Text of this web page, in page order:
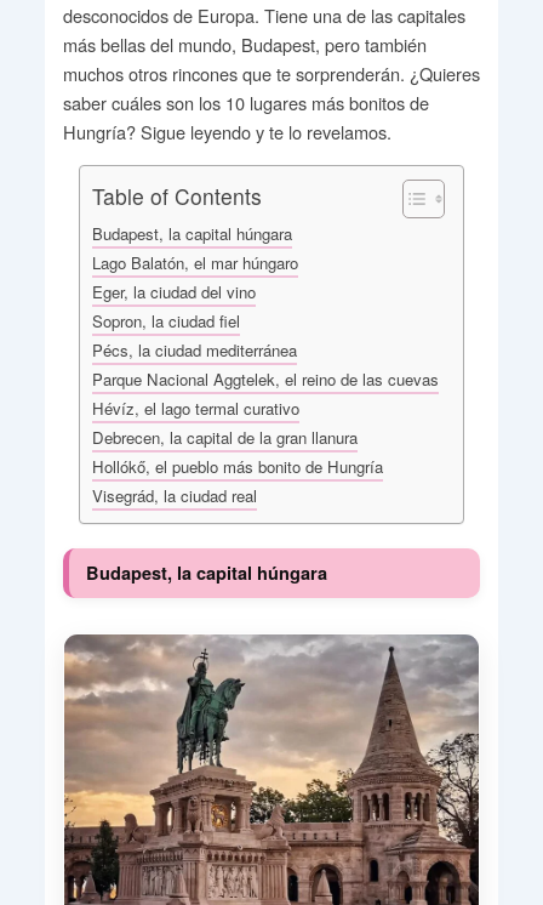
desconocidos de Europa. Tiene una de las capitales
más bellas del mundo, Budapest, pero también
muchos otros rincones que te sorprenderán. ¿Quieres
saber cuáles son los 10 lugares más bonitos de
Hungría? Sigue leyendo y te lo revelamos.
Table of Contents
Budapest, la capital húngara
Lago Balatón, el mar húngaro
Eger, la ciudad del vino
Sopron, la ciudad fiel
Pécs, la ciudad mediterránea
Parque Nacional Aggtelek, el reino de las cuevas
Hévíz, el lago termal curativo
Debrecen, la capital de la gran llanura
Hollókő, el pueblo más bonito de Hungría
Visegrád, la ciudad real
Budapest, la capital húngara